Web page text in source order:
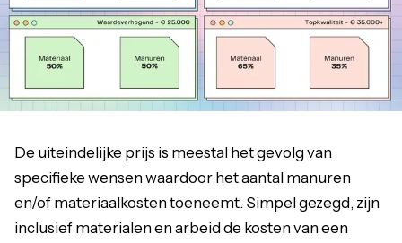
De uiteindelijke prijs is meestal het gevolg van
specifieke wensen waardoor het aantal manuren
en/of materiaalkosten toeneemt. Simpel gezegd, zijn
inclusief materialen en arbeid de kosten van een